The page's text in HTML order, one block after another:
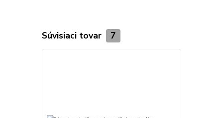
Súvisiaci tovar 7